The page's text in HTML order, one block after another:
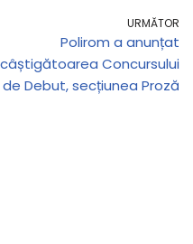
URMĂTOR
Polirom a anunțat
câștigătoarea Concursului
de Debut, secțiunea Proză